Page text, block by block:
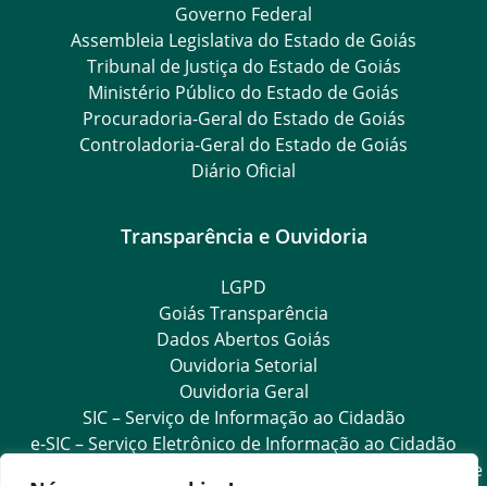
Governo Federal
Assembleia Legislativa do Estado de Goiás
Tribunal de Justiça do Estado de Goiás
Ministério Público do Estado de Goiás
Procuradoria-Geral do Estado de Goiás
Controladoria-Geral do Estado de Goiás
Diário Oficial
Transparência e Ouvidoria
LGPD
Goiás Transparência
Dados Abertos Goiás
Ouvidoria Setorial
Ouvidoria Geral
SIC – Serviço de Informação ao Cidadão
e-SIC – Serviço Eletrônico de Informação ao Cidadão
Acesso às Informações das Organizações Sociais de Saúde